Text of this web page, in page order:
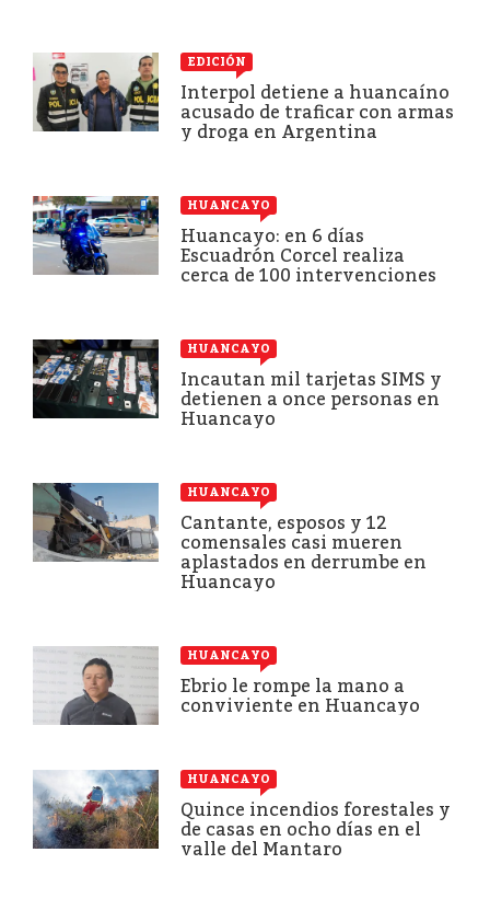
EDICIÓN
Interpol detiene a huancaíno
acusado de traficar con armas
y droga en Argentina
HUANCAYO
Huancayo: en 6 días
Escuadrón Corcel realiza
cerca de 100 intervenciones
HUANCAYO
Incautan mil tarjetas SIMS y
detienen a once personas en
Huancayo
HUANCAYO
Cantante, esposos y 12
comensales casi mueren
aplastados en derrumbe en
Huancayo
HUANCAYO
Ebrio le rompe la mano a
conviviente en Huancayo
HUANCAYO
Quince incendios forestales y
de casas en ocho días en el
valle del Mantaro